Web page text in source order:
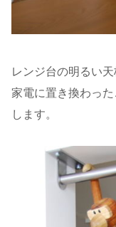
レンジ台の明るい
家電に置き換わっ
します。